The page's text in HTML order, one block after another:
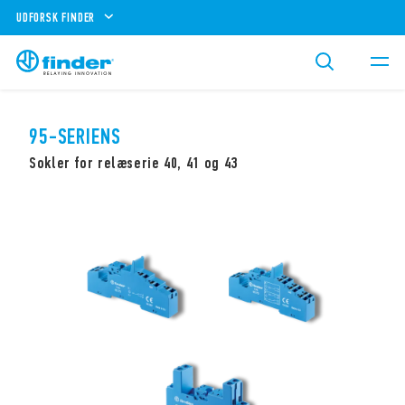
UDFORSK FINDER
95-SERIENS
Sokler for relæserie 40, 41 og 43